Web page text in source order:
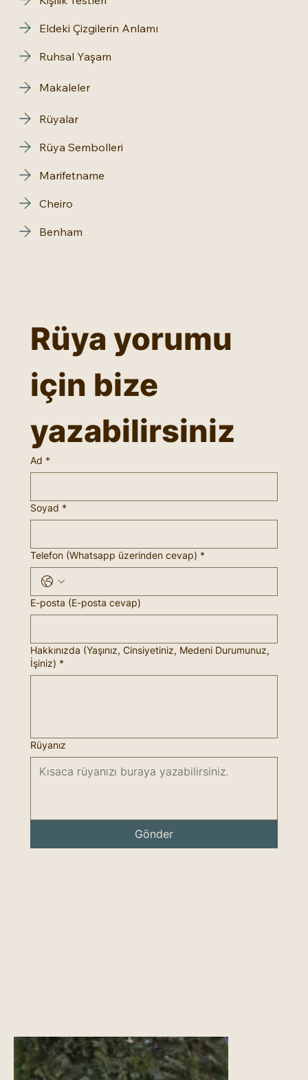
Makaleler
Eldeki Çizgilerin Anlamı
Ruhsal Yaşam
Rüyalar
Rüya Sembolleri
Marifetname
Cheiro
Benham
Rüya yorumu
için bize
yazabilirsiniz
Ad *
Soyad *
Telefon (Whatsapp üzerinden cevap) *
E-posta (E-posta cevap)
Hakkınızda (Yaşınız, Cinsiyetiniz, Medeni Durumunuz,
İşiniz) *
Rüyanız
Gönder